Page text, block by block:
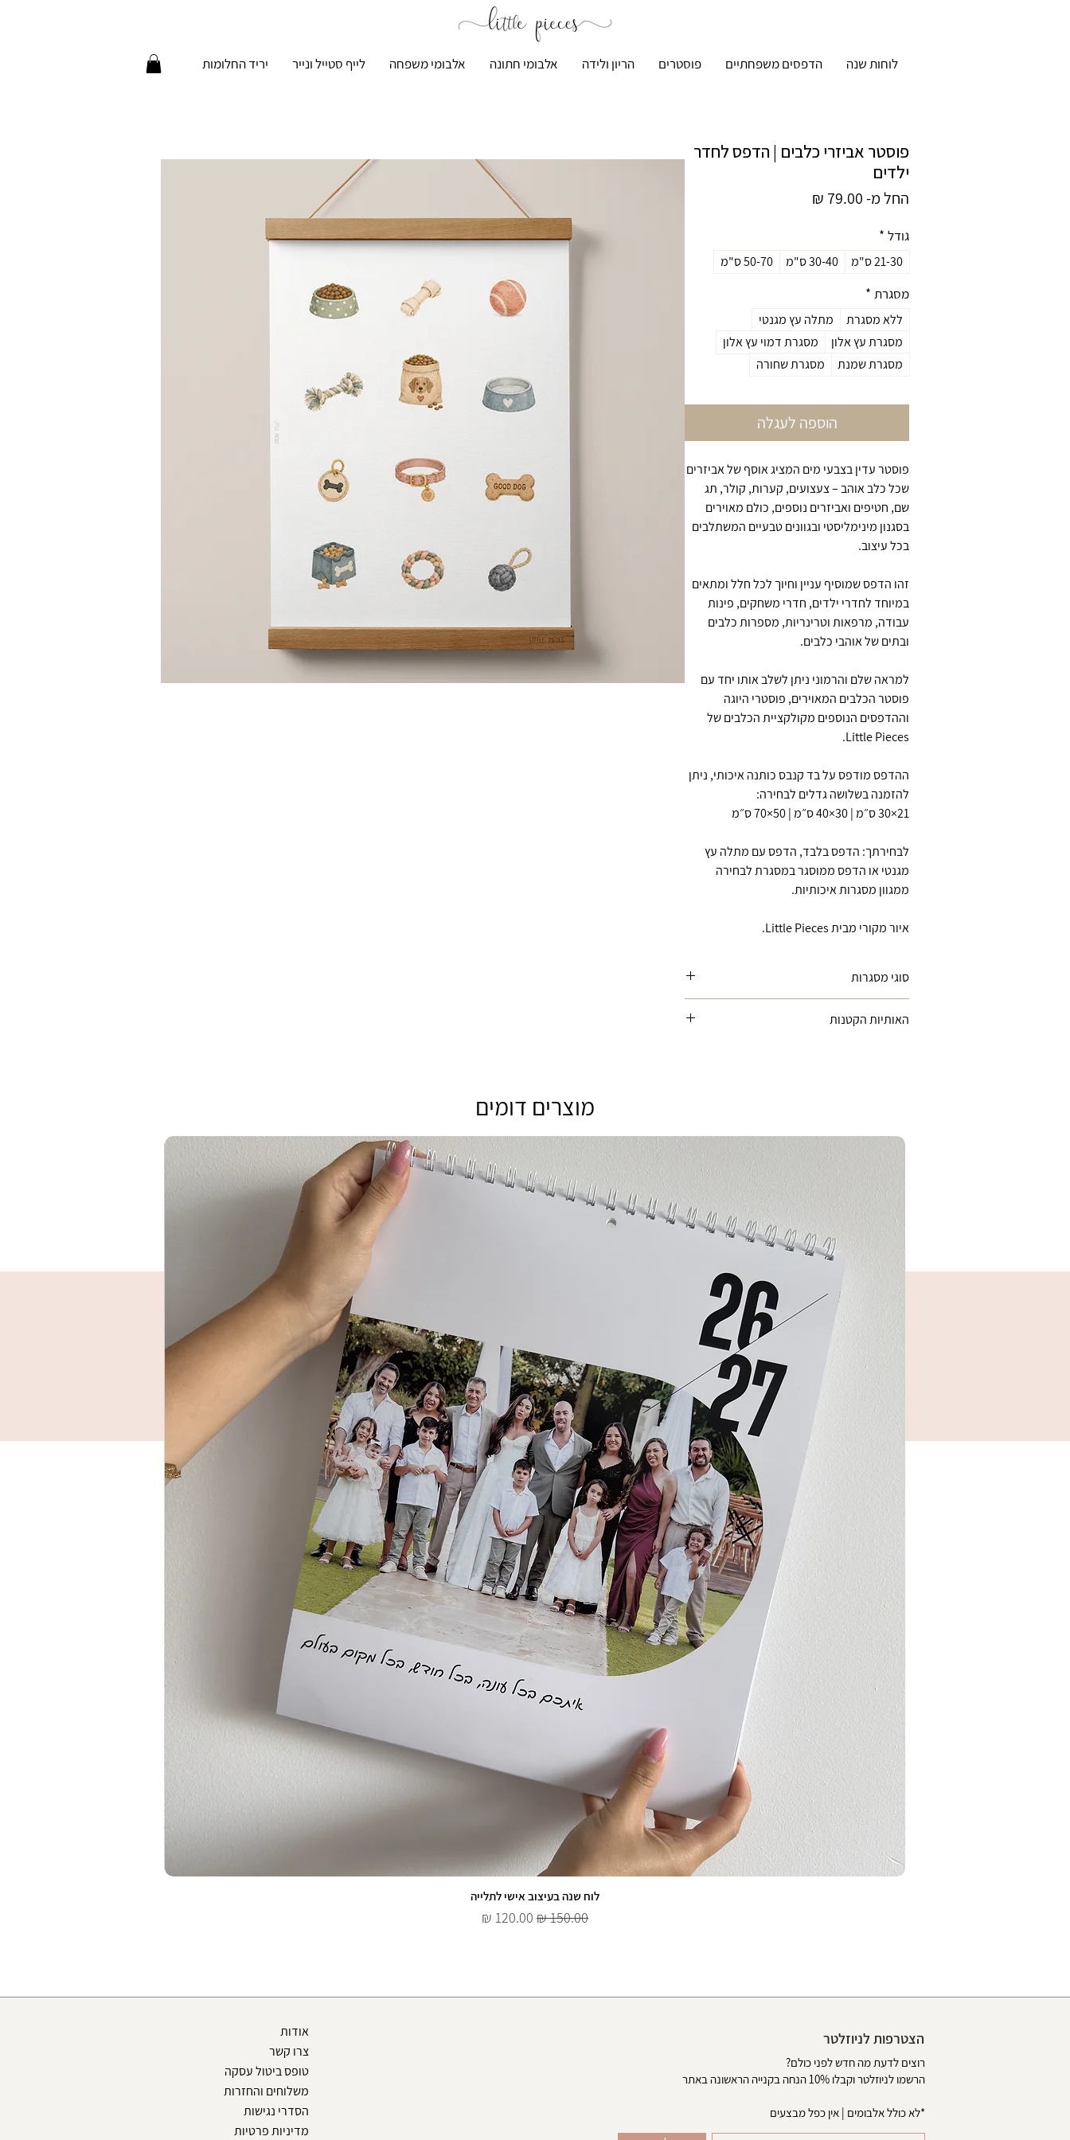
לוחות שנה הדפסים משפחתיים פוסטרים הריון ולידה אלבומי חתונה אלבומי משפחה לייף סטייל ונייר יריד החלומות
פוסטר אביזרי כלבים | הדפס לחדר
ילדים
החל מ-79.00 ₪
גודל *
21-30 ס"מ 30-40 ס"מ 50-70 ס"מ
מסגרת *
ללא מסגרת
מתלה עץ מגנטי
מסגרת עץ אלון
מסגרת דמוי עץ אלון
מסגרת שמנת
מסגרת שחורה
הוספה לעגלה
פוסטר עדין בצבעי מים המציג אוסף של אביזרים
שכל כלב אוהב – צעצועים, קערות, קולר, תג
שם, חטיפים ואביזרים נוספים, כולם מאוירים
בסגנון מינימליסטי ובגוונים טבעיים המשתלבים
בכל עיצוב.
זהו הדפס שמוסיף עניין וחיוך לכל חלל ומתאים
במיוחד לחדרי ילדים, חדרי משחקים, פינות
עבודה, מרפאות וטרינריות, מספרות כלבים
ובתים של אוהבי כלבים.
למראה שלם והרמוני ניתן לשלב אותו יחד עם
פוסטר הכלבים המאוירים, פוסטרי היוגה
וההדפסים הנוספים מקולקציית הכלבים של
Little Pieces.
ההדפס מודפס על בד קנבס כותנה איכותי, ניתן
להזמנה בשלושה גדלים לבחירה:
21×30 ס״מ | 30×40 ס״מ | 50×70 ס״מ
לבחירתך: הדפס בלבד, הדפס עם מתלה עץ
מגנטי או הדפס ממוסגר במסגרת לבחירה
ממגוון מסגרות איכותיות.
איור מקורי מבית Little Pieces.
סוגי מסגרות
נסתרים המתאימים לתליית הדפסים בצורה
זכוכית פרספקט מבריקה בחלקה
הקדמי, מתאימה לתליה על הקיר
מסגרת שמנת/דמוי עץ אלון
- מסגרת דמוי
עץ, זכוכית פרספקט מבריקה בחלקה
הקדמי, מתאימה לתליה על הקיר
האותיות הקטנות
מוצרים דומים
לוח שנה בעיצוב אישי לתלייה
מחיר רגיל מחיר מבצע
אודות
צרו קשר
טופס ביטול עסקה
משלוחים והחזרות
הסדרי נגישות
מדיניות פרטיות
הצטרפות לניוזלטר
רוצים לדעת מה חדש לפני כולם?
הרשמו לניוזלטר וקבלו 10% הנחה בקנייה הראשונה באתר
*לא כולל אלבומים | אין כפל מבצעים